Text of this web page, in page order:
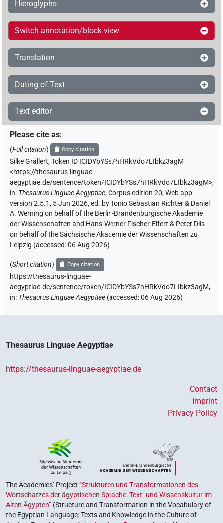
Hieroglyphs
Switch annotation/block view
Translation
Dating of Text
Text editor
Please cite as:
(Full citation) Copy citation
Silke Grallert,Token ID ICIDYbYSs7hHRkVdo7LIbkz3agM
<https://thesaurus-linguae-
aegyptiae.de/sentence/token/ICIDYbYSs7hHRkVdo7LIbkz3agM>,
in: Thesaurus Linguae Aegyptiae,Corpus edition 20, Web app
version 2.5.1, 5 Jun 2026, ed. by Tonio Sebastian Richter & Daniel
A. Werning on behalf of the Berlin-Brandenburgische Akademie
der Wissenschaften and Hans-Werner Fischer-Elfert & Peter Dils
on behalf of the Sächsische Akademie der Wissenschaften zu
Leipzig (accessed:06 Aug 2026)
(Short citation) Copy citation
https://thesaurus-linguae-
aegyptiae.de/sentence/token/ICIDYbYSs7hHRkVdo7LIbkz3agM,
in: Thesaurus Linguae Aegyptiae (accessed:06 Aug 2026)
Thesaurus Linguae Aegyptiae
https://thesaurus-linguae-aegyptiae.de
Contact
Imprint
Privacy Policy
The Academies’ Project “Strukturen und Transformationen des
Wortschatzes der ägyptischen Sprache: Text- und Wissenskultur im
Alten Ägypten” (Structure and Transformation in the Vocabulary of
the Egyptian Language: Texts and Knowledge in the Culture of